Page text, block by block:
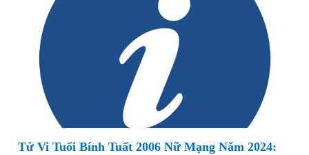
Tử Vi Tuổi Bính Tuất 2006 Nữ Mạng Năm 2024: